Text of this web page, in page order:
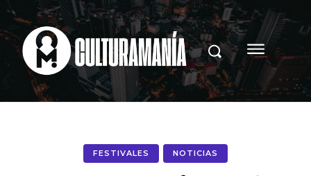
FESTIVALES NOTICIAS